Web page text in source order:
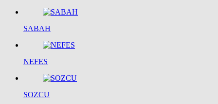
SABAH
NEFES
SOZCU